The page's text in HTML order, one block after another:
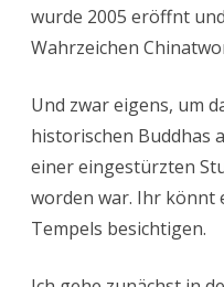
wurde 2005 eröffnt
Wahrzeichen
Und zwar eigens, um
historischen Buddhas
einer eingestürzten
worden war. Ihr könnt
Tempels besichtigen.